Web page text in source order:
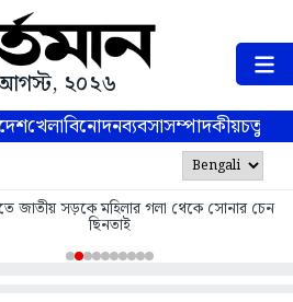
২০২৬
খেলাবিনোদনব্যবসাসম্পাদকীয়
জাতীয় সড়কে মহিলার গলা থেকে সোনার চেন
ছিনতাই